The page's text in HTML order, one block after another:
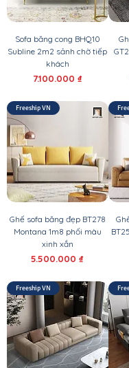
Sofa băng cong BHQ10
Subline 2m2 sảnh chờ tiếp
khách
Giá
7.100.000 ₫
Freeship VN
Ghế sofa băng đẹp BT278
Montana 1m8 phối màu
xinh xắn
Giá
5.500.000 ₫
Freeship VN